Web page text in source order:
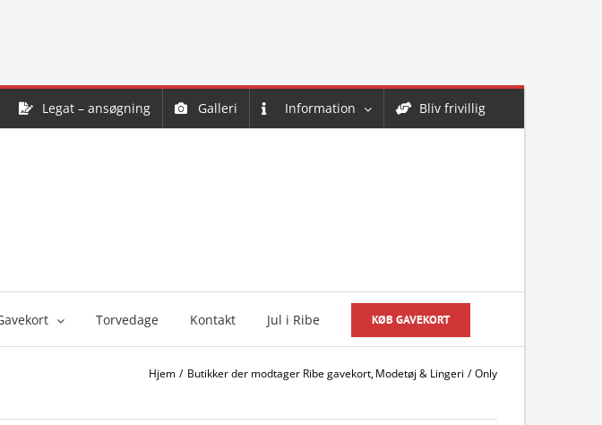
Legat – ansøgning Galleri Information Bliv frivillig
Torvedage Kontakt Jul i Ribe KØB GAVEKORT
Hjem Butikker der modtager Ribe gavekort Modetøj & Lingeri Only